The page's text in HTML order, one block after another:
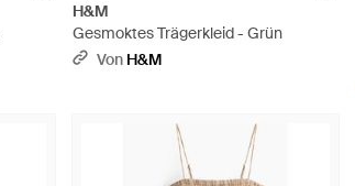
H&M
Gesmoktes Trägerkleid - Grün
Von H&M